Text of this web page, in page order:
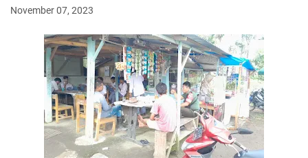
November 07, 2023